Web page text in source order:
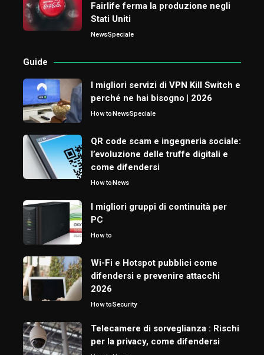
Fairlife ferma la produzione negli
Stati Uniti
NewsSpeciale
Guide
I migliori servizi di VPN Kill Switch e
perché ne hai bisogno | 2026
How toNewsSpeciale
QR code scam e ingegneria sociale:
l’evoluzione delle truffe digitali e
come difendersi
How toNews
I migliori gruppi di continuità per
PC
How to
Wi-Fi e Hotspot pubblici come
difendersi e prevenire attacchi
2026
How toSecurity
Telecamere di sorveglianza : Rischi
per la privacy, come difendersi